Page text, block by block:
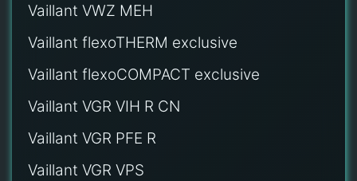
Vaillant VWZ MEH
Vaillant flexoTHERM exclusive
Vaillant flexoCOMPACT exclusive
Vaillant VGR VIH R CN
Vaillant VGR PFE R
Vaillant VGR VPS